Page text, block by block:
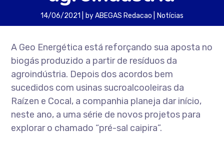
14/06/2021 byABEGAS Redacao Notícias
A Geo Energética está reforçando sua aposta no
biogás produzido a partir de resíduos da
agroindústria. Depois dos acordos bem
sucedidos com usinas sucroalcooleiras da
Raízen e Cocal, a companhia planeja dar início,
neste ano, a uma série de novos projetos para
explorar o chamado “pré-sal caipira”.